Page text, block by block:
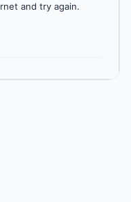
and try again.